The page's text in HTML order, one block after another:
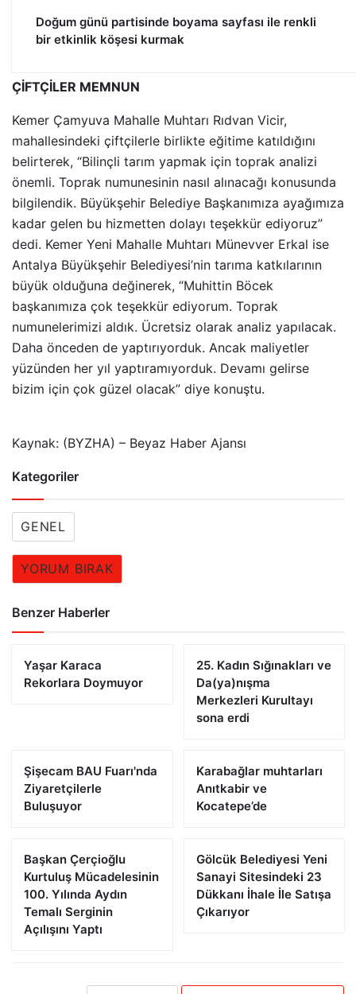
Doğum günü partisinde boyama sayfası ile renkli
bir etkinlik köşesi kurmak
ÇİFTÇİLER MEMNUN
Kemer Çamyuva Mahalle Muhtarı Rıdvan Vicir,
mahallesindeki çiftçilerle birlikte eğitime katıldığını
belirterek, “Bilinçli tarım yapmak için toprak analizi
önemli. Toprak numunesinin nasıl alınacağı konusunda
bilgilendik. Büyükşehir Belediye Başkanımıza ayağımıza
kadar gelen bu hizmetten dolayı teşekkür ediyoruz”
dedi. Kemer Yeni Mahalle Muhtarı Münevver Erkal ise
Antalya Büyükşehir Belediyesi’nin tarıma katkılarının
büyük olduğuna değinerek, “Muhittin Böcek
başkanımıza çok teşekkür ediyorum. Toprak
numunelerimizi aldık. Ücretsiz olarak analiz yapılacak.
Daha önceden de yaptırıyorduk. Ancak maliyetler
yüzünden her yıl yaptıramıyorduk. Devamı gelirse
bizim için çok güzel olacak” diye konuştu.
Kaynak: (BYZHA) – Beyaz Haber Ajansı
Kategoriler
GENEL
YORUM BIRAK
Benzer Haberler
Yaşar Karaca
Rekorlara Doymuyor
25. Kadın Sığınakları ve
Da(ya)nışma
Merkezleri Kurultayı
sona erdi
Şişecam BAU Fuarı'nda
Ziyaretçilerle
Buluşuyor
Karabağlar muhtarları
Anıtkabir ve
Kocatepe’de
Başkan Çerçioğlu
Kurtuluş Mücadelesinin
100. Yılında Aydın
Temalı Serginin
Açılışını Yaptı
Gölcük Belediyesi Yeni
Sanayi Sitesindeki 23
Dükkanı İhale İle Satışa
Çıkarıyor